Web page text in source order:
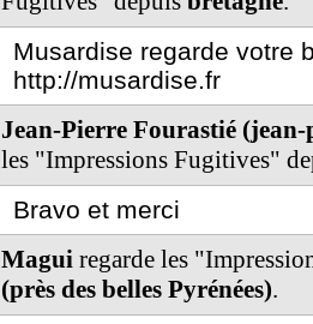
Musardise regarde votre
http://musardise.fr
Jean-Pierre Fourastié
les "Impressions Fugitives"
Bravo et merci
Magui regarde les
(près des belles Pyrénées).